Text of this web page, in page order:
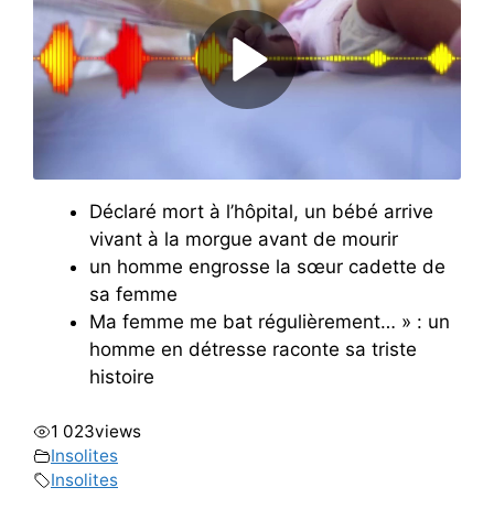
Déclaré mort à l’hôpital, un bébé arrive
vivant à la morgue avant de mourir
un homme engrosse la sœur cadette de
sa femme
Ma femme me bat régulièrement… » : un
homme en détresse raconte sa triste
histoire
1 023views
Insolites
Insolites